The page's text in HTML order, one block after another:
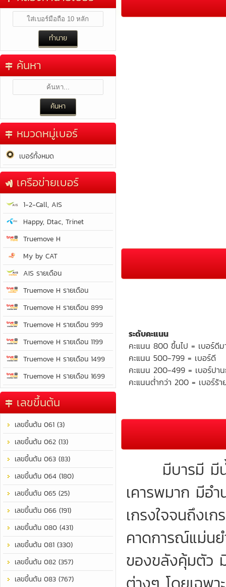
ค้นหา
หมวดหมู่เบอร์
เบอร์ทั้งหมด
เครือข่ายเบอร์
1-2-Call, AIS
Happy, Dtac, Trinet
Truemove H
My by CAT
AIS รายเดือน
Truemove H รายเดือน
Truemove H รายเดือน 899
Truemove H รายเดือน 999
Truemove H รายเดือน 1199
Truemove H รายเดือน 1499
Truemove H รายเดือน 1699
เลขขึ้นต้น
เลขขึ้นต้น 061 (3)
เลขขึ้นต้น 062 (13)
เลขขึ้นต้น 063 (83)
เลขขึ้นต้น 064 (180)
เลขขึ้นต้น 065 (25)
เลขขึ้นต้น 066 (191)
เลขขึ้นต้น 080 (431)
เลขขึ้นต้น 081 (330)
เลขขึ้นต้น 082 (357)
เลขขึ้นต้น 083 (767)
ระดับคะแนน
คะแนน 800 ขึ้นไป = เบอร์ดี
คะแนน 500-799 = เบอร์ดี
คะแนน 200-499 = เบอร์ปา
คะแนนต่ำกว่า 200 = เบอร์ร้า
มีบารมี มีน้ำ
เคารพมาก มีอ
เกรงใจจนถึงเ
คาดการณ์แม่น
ของขลังคุ้มตัว